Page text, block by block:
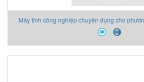
Máy tính công nghiệp chuyên dụng cho
(M12)